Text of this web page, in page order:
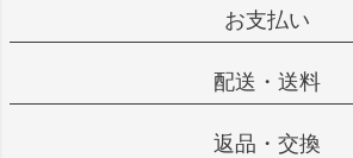
お支払い
配送・送料
返品・交換